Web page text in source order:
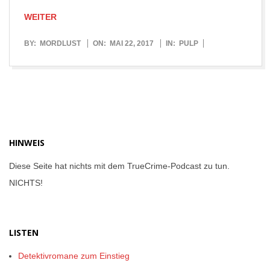
WEITER
2017-
BY: MORDLUST ON: MAI 22, 2017 IN: PULP
HINWEIS
Diese Seite hat nichts mit dem TrueCrime-Podcast zu tun.
NICHTS!
LISTEN
Detektivromane zum Einstieg